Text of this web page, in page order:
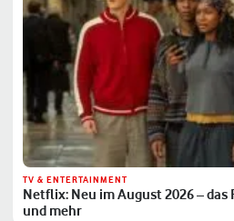
TV & ENTERTAINMENT
Netflix: Neu im August 2026 –
und mehr